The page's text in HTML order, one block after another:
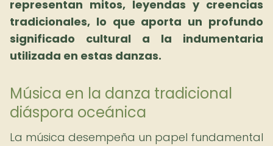
representan mitos, leyendas y creencias
tradicionales, lo que aporta un profundo
significado cultural a la indumentaria
utilizada en estas danzas.
Música en la danza tradicional
diáspora oceánica
La música desempeña un papel fundamental